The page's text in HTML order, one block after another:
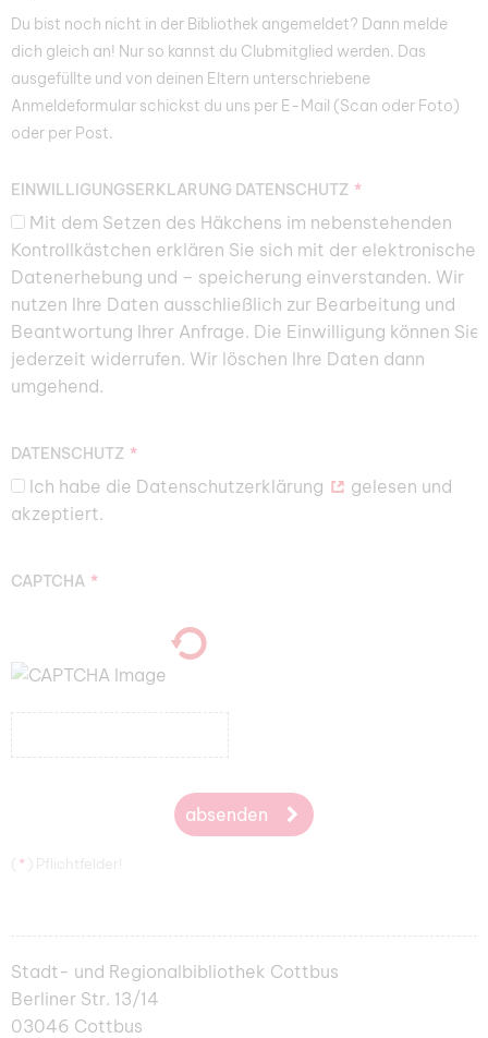
Du bist noch nicht in der Bibliothek angemeldet? Dann melde
dich gleich an! Nur so kannst du Clubmitglied werden. Das
ausgefüllte und von deinen Eltern unterschriebene
Anmeldeformular schickst du uns per E-Mail (Scan oder Foto)
oder per Post.
EINWILLIGUNGSERKLÄRUNG DATENSCHUTZ
Mit dem Setzen des Häkchens im nebenstehenden
Kontrollkästchen erklären Sie sich mit der elektronischen
Datenerhebung und – speicherung einverstanden. Wir
nutzen Ihre Daten ausschließlich zur Bearbeitung und
Beantwortung Ihrer Anfrage. Die Einwilligung können Sie
jederzeit widerrufen. Wir löschen Ihre Daten dann
umgehend.
DATENSCHUTZ
Ich habe die Datenschutzerklärung
gelesen und
akzeptiert.
CAPTCHA
absenden
( * ) Pflichtfelder!
Stadt- und Regionalbibliothek Cottbus
Berliner Str. 13/14
03046 Cottbus